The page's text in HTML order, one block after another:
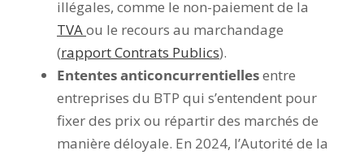
illégales, comme le non-paiement de la
TVAou le recours au marchandage
(rapport Contrats Publics).
Ententes anticoncurrentiellesentre
entreprises du BTP qui s’entendent pour
fixer des prix ou répartir des marchés de
manière déloyale. En 2024, l’Autorité de la